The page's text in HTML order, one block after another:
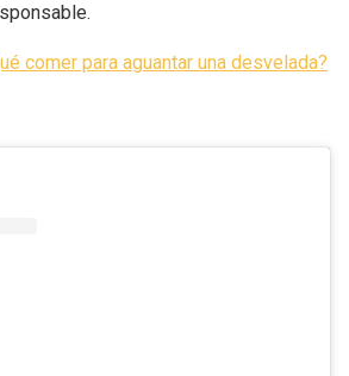
comer para aguantar una desvelada?